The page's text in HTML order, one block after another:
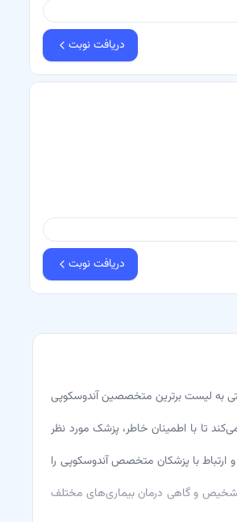
دریافت نوبت
دریافت نوبت
به لیست برترین متخصصین آندوسکوپی
تا با اطمینان خاطر، پزشک مورد نظر
ارتباط با پزشکان متخصص آندوسکوپی را
تشخیص و گاهی درمان بیماری‌های مختلف